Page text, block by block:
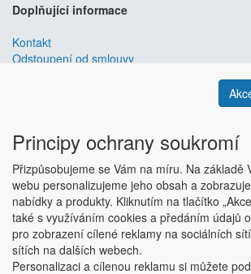
Doplňující informace
Kontakt
Odstoupení od smlouvy
je nejlepším řešením e-
ESHOP dodáváme předpřipravený s
responzivní šablonou, která se dá upravit a
Hlavní výhody? Přehlednost, intuitivní
data ve Vaší ABŘE. Chci zjistit více
Copyright © ABRA Software a.s. 2018
Principy ochrany soukromí
Přizpůsobujeme se Vám na míru. Na základě
webu personalizujeme jeho obsah a
nabídky a produkty. Kliknutím na tlačítko
také s využíváním cookies a předáním údajů
pro zobrazení cílené reklamy na sociálních
sítích na dalších webech.
Personalizaci a cílenou reklamu si můžete